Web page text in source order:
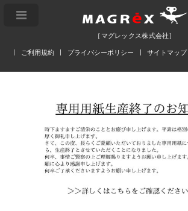
［マグレックス株式会社］
ご利用規約
プライバシーポリシー サイトマップ